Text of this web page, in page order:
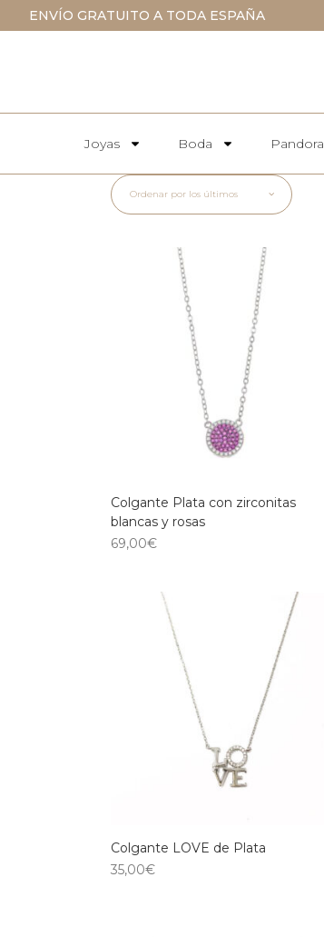
ENVÍO GRATUITO A TODA ESPAÑA
Joyas Boda Pandora
Ordenar por los últimos
Colgante Plata con zirconitas
blancas y rosas
69,00€
Colgante LOVE de Plata
35,00€